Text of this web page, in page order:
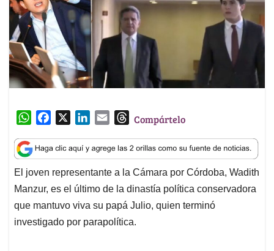
W
a
t
s
A
p
p
c
e
b
o
o
k
n
k
e
d
I
n
a
i
l
T
r
e
a
d
s
Compártelo
El joven representante a la Cámara por Córdoba, Wadith
Manzur, es el último de la dinastía política conservadora
que mantuvo viva su papá Julio, quien terminó
investigado por parapolítica.